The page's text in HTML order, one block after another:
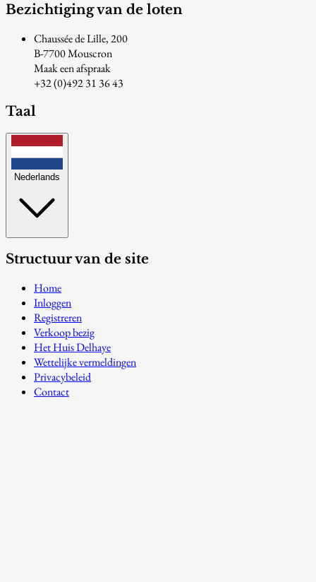
Bezichtiging van de loten
Chaussée de Lille, 200
B-7700 Mouscron
Maak een afspraak
+32 (0)492 31 36 43
Taal
Nederlands
Structuur van de site
Home
Inloggen
Registreren
Verkoop bezig
Het Huis Delhaye
Wettelijke vermeldingen
Privacybeleid
Contact